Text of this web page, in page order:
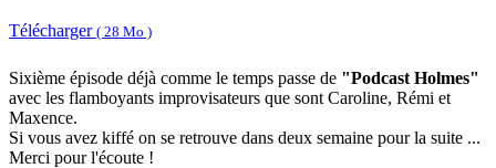
Télécharger ( 28 Mo )
Sixième épisode déjà comme le temps passe de "Podcast Holmes"
avec les flamboyants improvisateurs que sont Caroline, Rémi et
Maxence.
Si vous avez kiffé on se retrouve dans deux semaine pour la suite ...
Merci pour l'écoute !